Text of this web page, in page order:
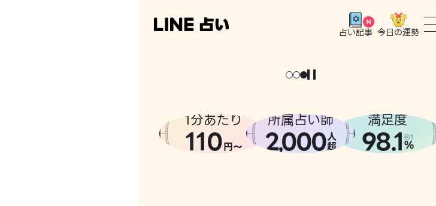
占い記事 今日の運勢
1分あたり
110円〜
所属占い師
2,000人
超
満足度
98.1 ※1
%